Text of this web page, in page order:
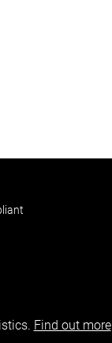
Find out more